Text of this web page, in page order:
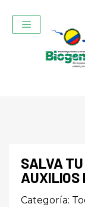
SALVA
AUXILIOS
Categoría: